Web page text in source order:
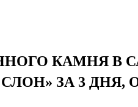
КАМНЯ В
ЗА 3 ДНЯ,